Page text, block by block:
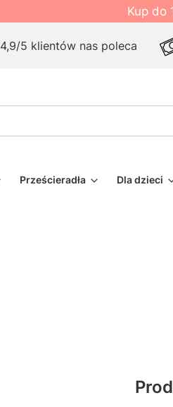
Kup do
4,9/5 klientów nas poleca
Prześcieradła Dla dzieci